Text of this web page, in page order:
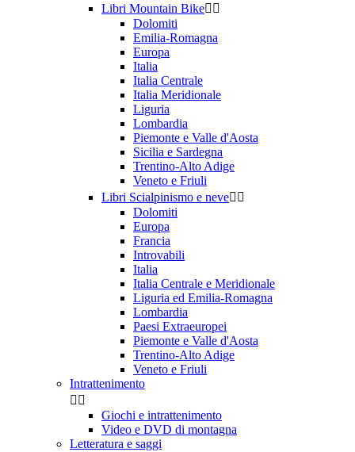
Libri Mountain Bike 
Dolomiti
Emilia-Romagna
Europa
Italia
Italia Centrale
Italia Meridionale
Liguria
Lombardia
Piemonte e Valle d'Aosta
Sicilia e Sardegna
Trentino-Alto Adige
Veneto e Friuli
Libri Scialpinismo e neve 
Dolomiti
Europa
Francia
Introvabili
Italia
Italia Centrale e Meridionale
Liguria ed Emilia-Romagna
Lombardia
Paesi Extraeuropei
Piemonte e Valle d'Aosta
Trentino-Alto Adige
Veneto e Friuli
Intrattenimento
 
Giochi e intrattenimento
Video e DVD di montagna
Letteratura e saggi